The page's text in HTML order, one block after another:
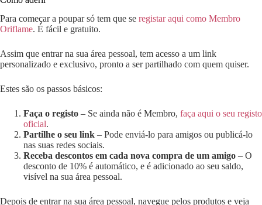
Para começar a poupar só tem que se registar aqui como Membro
Oriflame. É fácil e gratuito.
Assim que entrar na sua área pessoal, tem acesso a um link
personalizado e exclusivo, pronto a ser partilhado com quem quiser.
Estes são os passos básicos:
Faça o registo – Se ainda não é Membro, faça aqui o seu registo
oficial.
Partilhe o seu link – Pode enviá-lo para amigos ou publicá-lo
nas suas redes sociais.
Receba descontos em cada nova compra de um amigo – O
desconto de 10% é automático, e é adicionado ao seu saldo,
visível na sua área pessoal.
Depois de entrar na sua área pessoal, navegue pelos produtos e veja